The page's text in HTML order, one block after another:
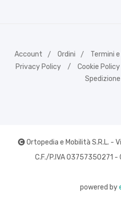
Account Ordini Termini
Privacy Policy
Cookie Policy
Ortopedia e Mobilità S.R.L. -
C.F./P.IVA 03757350271 -
powered by